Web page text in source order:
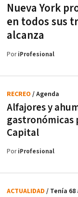
Nueva York
en todos sus
alcanza
PoriProfesional
Alfajores y
gastronómicas
Capital
RECREO / Agenda
PoriProfesional
ACTUALIDAD / Tenía 68